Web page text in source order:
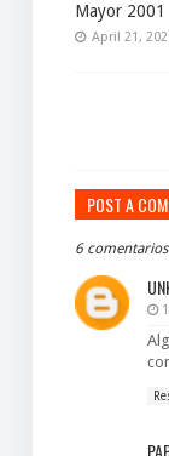
Mayor 2001
April 21,
POST A
6